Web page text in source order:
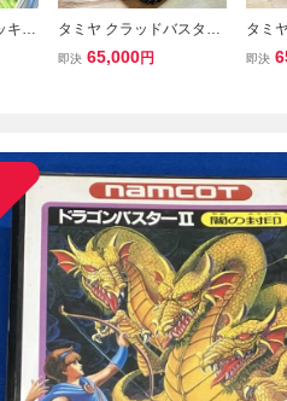
キ
ラ
タミヤ クラッドバスター
モンスタートラック カス
即決 65,000円
タミ
ター
即決